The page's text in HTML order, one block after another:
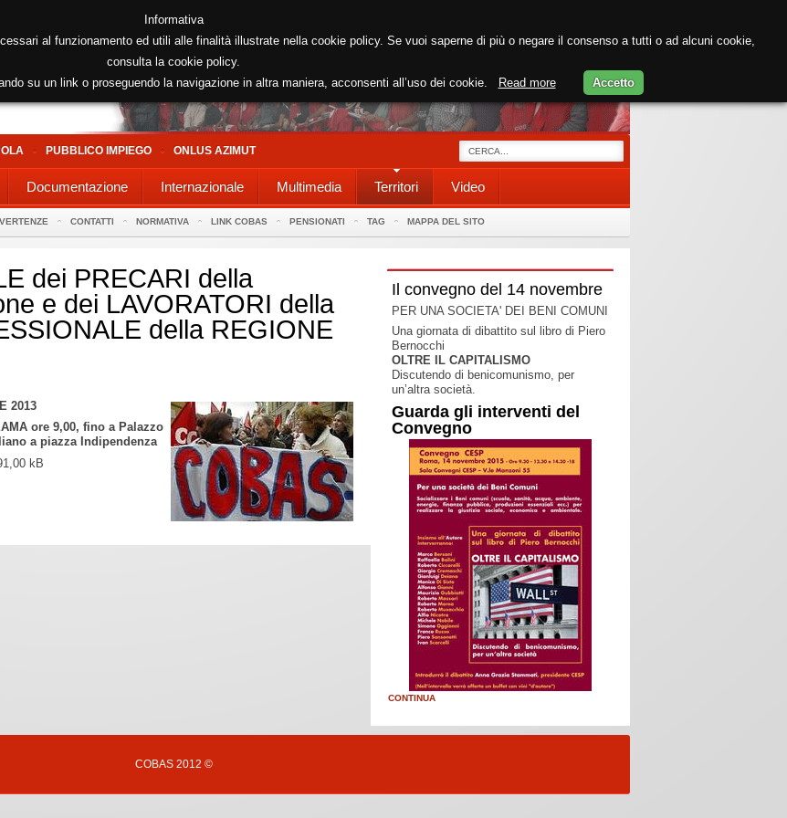
PUBBLICO IMPIEGO ONLUS AZIMUT
Documentazione Internazionale Multimedia Territori Video
VERTENZE CONTATTI NORMATIVA LINK COBAS PENSIONATI TAG MAPPA DEL SITO
dei PRECARI della
e dei LAVORATORI della
della REGIONE
2013
ore 9,00, fino a Palazzo
a piazza Indipendenza
kB
Il convegno del 14 novembre
PER UNA SOCIETA' DEI BENI COMUNI
Una giornata di dibattito sul libro di Piero
Bernocchi
OLTRE IL CAPITALISMO
Discutendo di benicomunismo, per
un’altra società.
Guarda gli interventi del
Convegno
CONTINUA
COBAS 2012 ©
Informativa
al funzionamento ed utili alle finalità illustrate nella cookie policy. Se vuoi saperne di più o negare il consenso a tutti o ad alcuni cookie,
consulta la cookie policy.
su un link o proseguendo la navigazione in altra maniera, acconsenti all’uso dei cookie.
Read more Accetto